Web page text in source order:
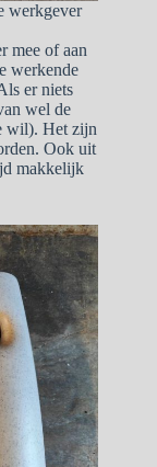
werkgever
mee of aan
werkende
er niets
wel de
wil). Het zijn
Ook uit
makkelijk